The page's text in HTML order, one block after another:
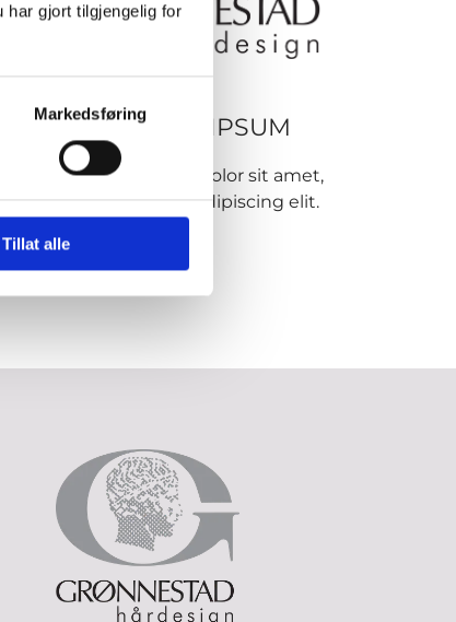
har gjort tilgjengelig for
Markedsføring
Tillat alle
LOREM IPSUM
Lorem ipsum dolor sit amet,
consectetur adipiscing elit.